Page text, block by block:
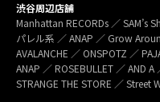
渋谷周辺店舗
Manhattan RECORDs ／ SAM’s
パレル系 ／ ANAP ／ Grow
AVALANCHE ／ ONSPOTZ ／
ANAP ／ ROSEBULLET ／ AND A
STRANGE THE STORE ／ Street